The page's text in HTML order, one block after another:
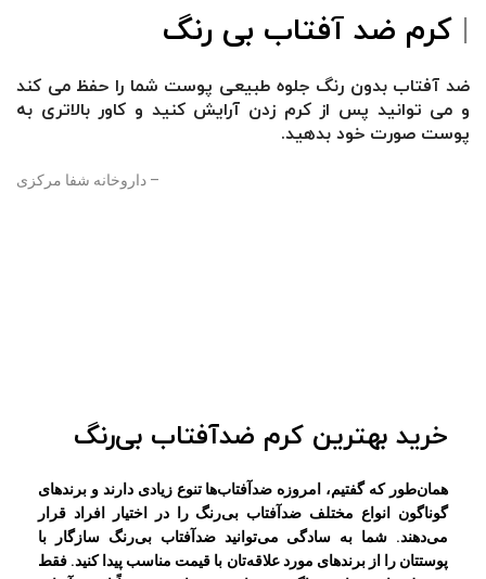
| کرم ضد آفتاب بی رنگ
ضد آفتاب بدون رنگ جلوه طبیعی پوست شما را حفظ می کند
و می توانید پس از کرم زدن آرایش کنید و کاور بالاتری به
پوست صورت خود بدهید.
– داروخانه شفا مرکزی
خرید بهترین کرم ضدآفتاب بی‌رنگ
همان‌طور که گفتیم، امروزه ضدآفتاب‌ها تنوع زیادی دارند و برندهای
گوناگون انواع مختلف ضدآفتاب بی‌رنگ را در اختیار افراد قرار
می‌دهند. شما به سادگی می‌توانید ضدآفتاب بی‌رنگ سازگار با
پوستتان را از برندهای مورد علاقه‌تان با قیمت مناسب پیدا کنید. فقط